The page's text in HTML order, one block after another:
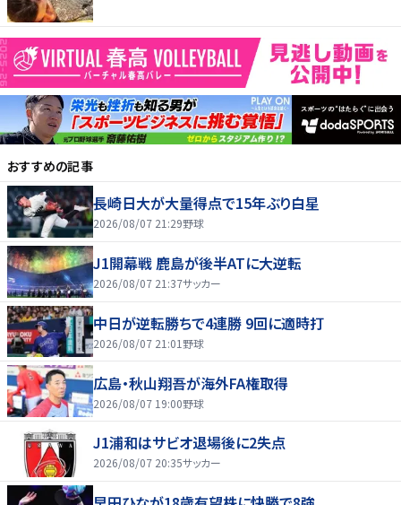
おすすめの記事
長崎日大が大量得点で15年ぶり白星
2026/08/07 21:29野球
J1開幕戦 鹿島が後半ATに大逆転
2026/08/07 21:37サッカー
中日が逆転勝ちで4連勝 9回に適時打
2026/08/07 21:01 野球
広島・秋山翔吾が海外FA権取得
2026/08/07 19:00野球
J1浦和はサビオ退場後に2失点
2026/08/07 20:35サッカー